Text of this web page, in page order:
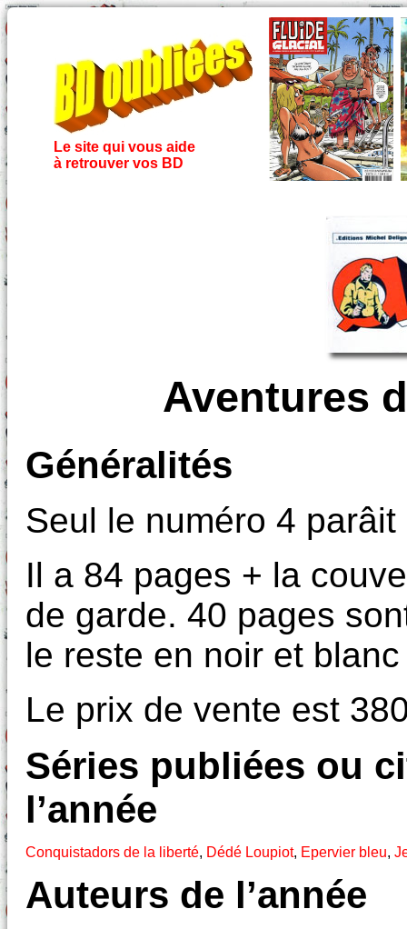
Le site qui vous aide
à retrouver vos BD
Aventures
Généralités
Seul le numéro 4
Il a 84 pages + la
de garde. 40 pages
le reste en noir et blanc
Le prix de vente est
Séries publiées ou
l’année
Conquistadors de la liberté, Dédé Loupiot, Epervier bleu,
Auteurs de l’année